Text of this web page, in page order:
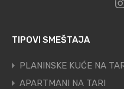
TIPOVI SMEŠTAJA
PLANINSKE KUĆE NA
APARTMANI NA TARI